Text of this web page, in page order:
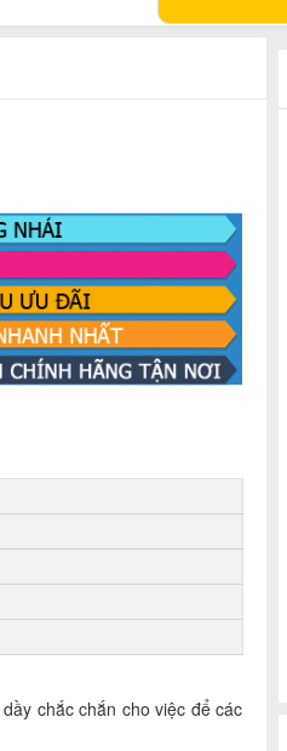
chắc chắn cho việc để các